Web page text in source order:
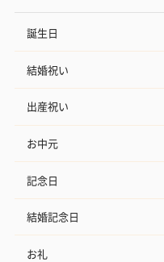
誕生日
結婚祝い
出産祝い
お中元
記念日
結婚記念日
お礼